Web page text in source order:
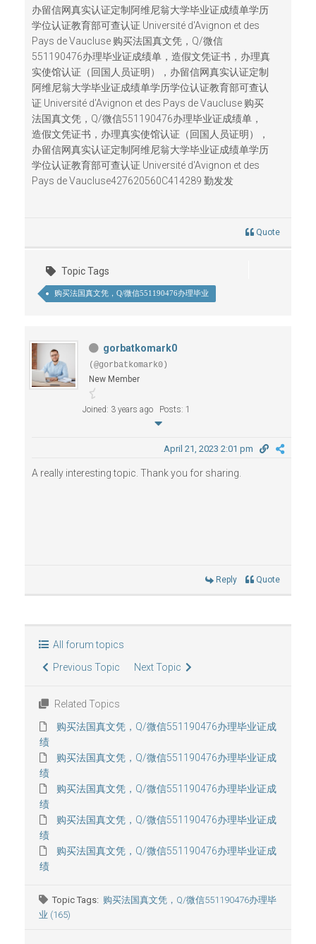
办留信网真实认证定制阿维尼翁大学毕业证成绩单学历
学位认证教育部可查认证 Université d'Avignon et des
Pays de Vaucluse 购买法国真文凭，Q/微信
551190476办理毕业证成绩单，造假文凭证书，办理真
实使馆认证（回国人员证明），办留信网真实认证定制
阿维尼翁大学毕业证成绩单学历学位认证教育部可查认
证 Université d'Avignon et des Pays de Vaucluse 购买
法国真文凭，Q/微信551190476办理毕业证成绩单，
造假文凭证书，办理真实使馆认证（回国人员证明），
办留信网真实认证定制阿维尼翁大学毕业证成绩单学历
学位认证教育部可查认证 Université d'Avignon et des
Pays de Vaucluse427620560C414289 勤发发
Quote
Topic Tags
购买法国真文凭，Q/微信551190476办理毕业
gorbatkomark0
(@gorbatkomark0)
New Member
Joined: 3 years ago Posts: 1
April 21, 2023 2:01 pm
A really interesting topic. Thank you for sharing.
Reply Quote
All forum topics
Previous Topic
Next Topic
Related Topics
购买法国真文凭，Q/微信551190476办理毕业证成
绩
购买法国真文凭，Q/微信551190476办理毕业证成
绩
购买法国真文凭，Q/微信551190476办理毕业证成
绩
购买法国真文凭，Q/微信551190476办理毕业证成
绩
购买法国真文凭，Q/微信551190476办理毕业证成
绩
Topic Tags: 购买法国真文凭，Q/微信551190476办理毕
业 (165)